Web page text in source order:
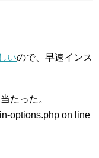
いので、早速インス
たった。
options.php on line